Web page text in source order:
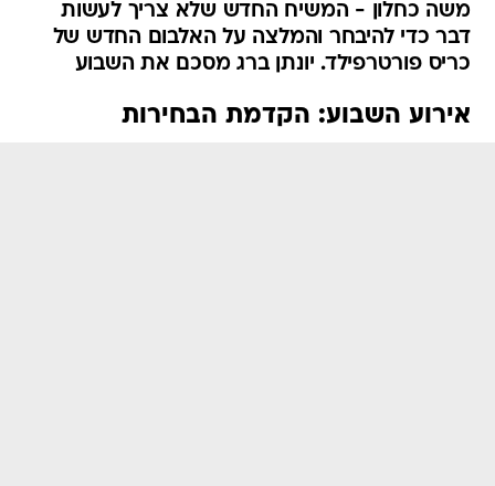
משה כחלון - המשיח החדש שלא צריך לעשות
דבר כדי להיבחר והמלצה על האלבום החדש של
כריס פורטרפילד. יונתן ברג מסכם את השבוע
אירוע השבוע: הקדמת הבחירות